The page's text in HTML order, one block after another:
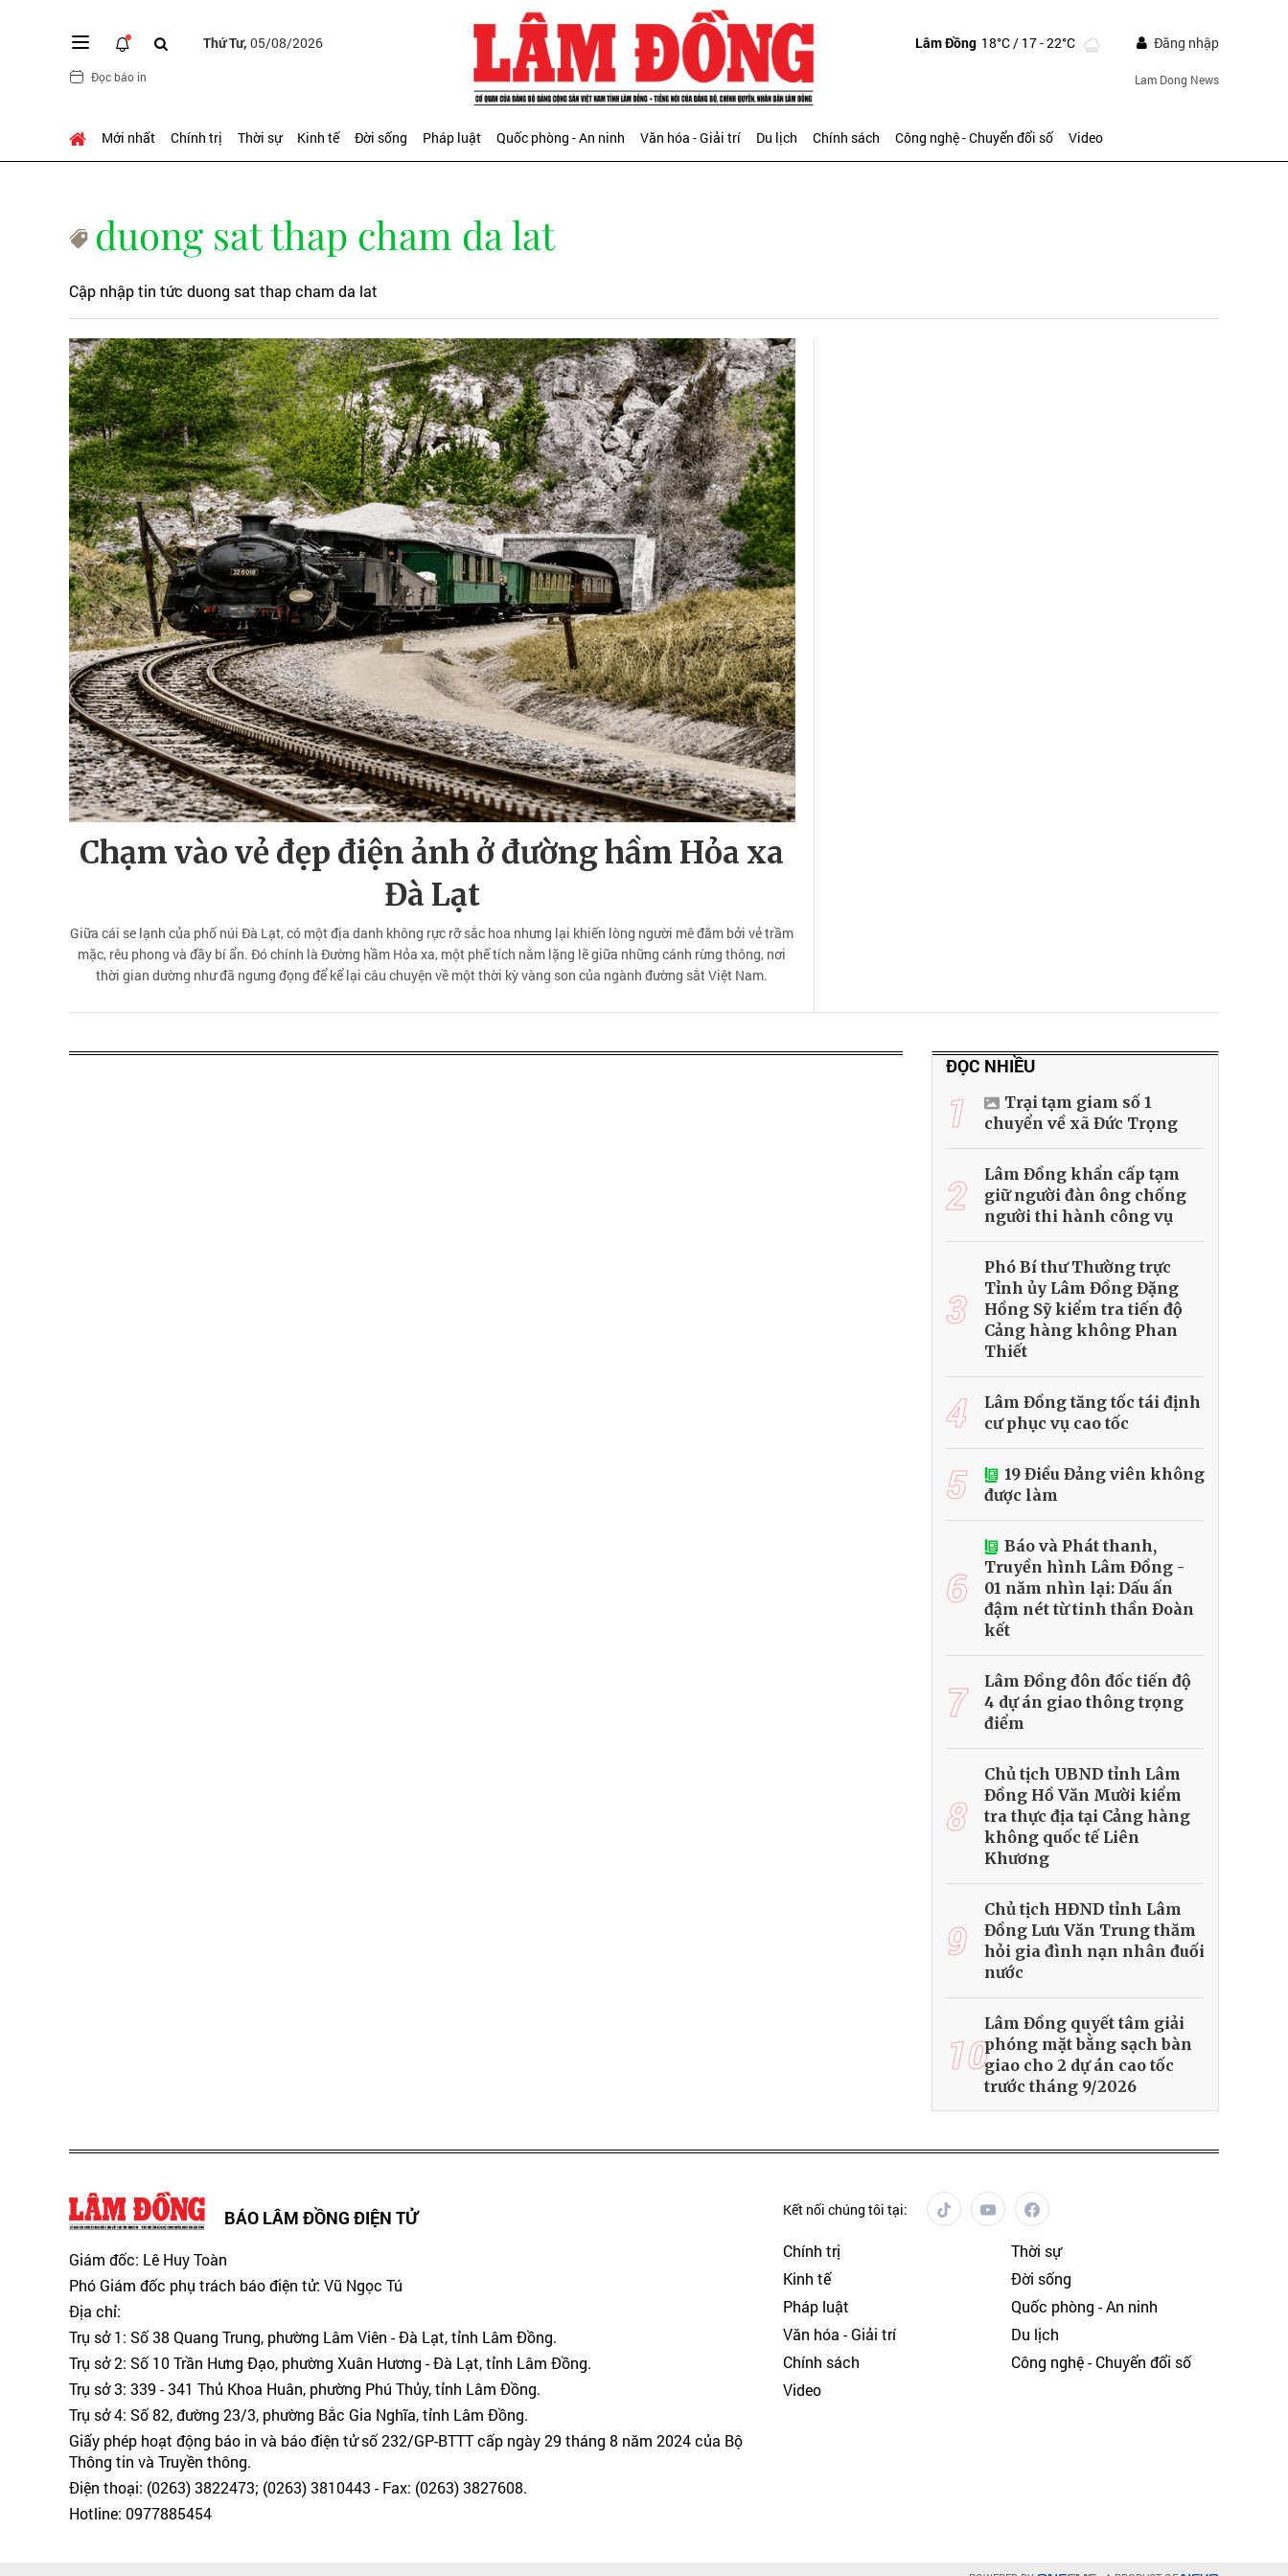
Thứ Tư, 05/08/2026
Đọc báo in
Lâm Đồng 18°C/ 17 - 22°C Đăng nhập
Lam Dong News
Mới nhất Chính trị Thời sự Kinh tế Đời sống Pháp luật Quốc phòng - An ninh Văn hóa - Giải trí Du lịch Chính sách Công nghệ - Chuyển đổi số Video
duong sat thap cham da lat
Cập nhập tin tức duong sat thap cham da lat
Chạm vào vẻ đẹp điện ảnh ở đường hầm Hỏa xa
Đà Lạt
Giữa cái se lạnh của phố núi Đà Lạt, có một địa danh không rực rỡ sắc hoa nhưng lại khiến lòng người mê đắm bởi vẻ trầm
mặc, rêu phong và đầy bí ẩn. Đó chính là Đường hầm Hỏa xa, một phế tích nằm lặng lẽ giữa những cánh rừng thông, nơi
thời gian dường như đã ngưng đọng để kể lại câu chuyện về một thời kỳ vàng son của ngành đường sắt Việt Nam.
ĐỌC NHIỀU
1
Trại tạm giam số 1
chuyển về xã Đức Trọng
2
Lâm Đồng khẩn cấp tạm
giữ người đàn ông chống
người thi hành công vụ
3
Phó Bí thư Thường trực
Tỉnh ủy Lâm Đồng Đặng
Hồng Sỹ kiểm tra tiến độ
Cảng hàng không Phan
Thiết
4
Lâm Đồng tăng tốc tái định
cư phục vụ cao tốc
5
19 Điều Đảng viên không
được làm
6
Báo và Phát thanh,
Truyền hình Lâm Đồng -
01 năm nhìn lại: Dấu ấn
đậm nét từ tinh thần Đoàn
kết
7
Lâm Đồng đôn đốc tiến độ
4 dự án giao thông trọng
điểm
8
Chủ tịch UBND tỉnh Lâm
Đồng Hồ Văn Mười kiểm
tra thực địa tại Cảng hàng
không quốc tế Liên
Khương
9
Chủ tịch HĐND tỉnh Lâm
Đồng Lưu Văn Trung thăm
hỏi gia đình nạn nhân đuối
nước
10
Lâm Đồng quyết tâm giải
phóng mặt bằng sạch bàn
giao cho 2 dự án cao tốc
trước tháng 9/2026
BÁO LÂM ĐỒNG ĐIỆN TỬ
Giám đốc: Lê Huy Toàn
Phó Giám đốc phụ trách báo điện tử: Vũ Ngọc Tú
Địa chỉ:
Trụ sở 1: Số 38 Quang Trung, phường Lâm Viên - Đà Lạt, tỉnh Lâm Đồng.
Trụ sở 2: Số 10 Trần Hưng Đạo, phường Xuân Hương - Đà Lạt, tỉnh Lâm Đồng.
Trụ sở 3: 339 - 341 Thủ Khoa Huân, phường Phú Thủy, tỉnh Lâm Đồng.
Trụ sở 4: Số 82, đường 23/3, phường Bắc Gia Nghĩa, tỉnh Lâm Đồng.
Giấy phép hoạt động báo in và báo điện tử số 232/GP-BTTT cấp ngày 29 tháng 8 năm 2024 của Bộ
Thông tin và Truyền thông.
Điện thoại: (0263) 3822473; (0263) 3810443 - Fax: (0263) 3827608.
Hotline: 0977885454
Kết nối chúng tôi tại:
Chính trị
Thời sự
Kinh tế
Đời sống
Pháp luật
Quốc phòng - An ninh
Văn hóa - Giải trí
Du lịch
Chính sách
Công nghệ - Chuyển đổi số
Video